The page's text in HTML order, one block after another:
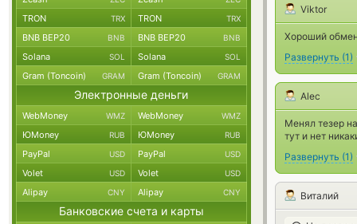
Viktor
Хороший
Развернуть (1)
Alec
Менял тезер
тут и нет
Развернуть (1)
Виталий
TRON TRX TRON TRX
BNB BEP20 BNB BNB BEP20 BNB
Solana SOL Solana SOL
Gram (Toncoin) GRAM Gram (Toncoin) GRAM
Электронные деньги
WebMoney WMZ WebMoney WMZ
ЮMoney RUB ЮMoney RUB
PayPal USD PayPal USD
Volet USD Volet USD
Alipay CNY Alipay CNY
Банковские счета и карты